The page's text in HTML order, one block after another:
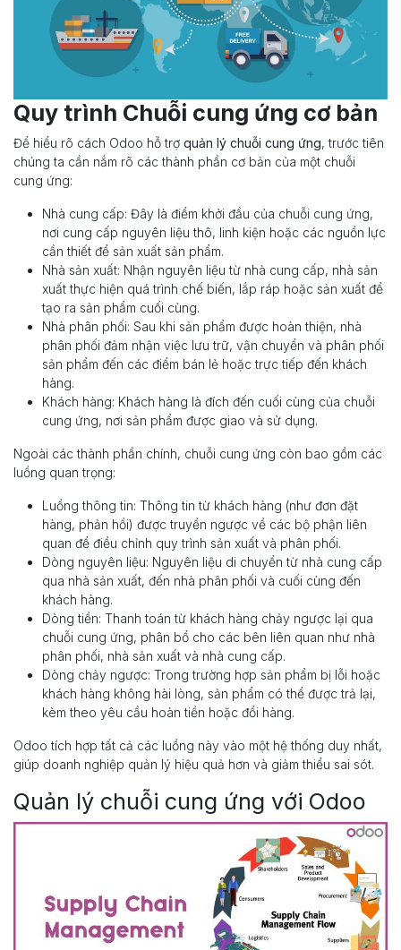
Quy trình Chuỗi cung ứng cơ bản
Để hiểu rõ cách Odoo hỗ trợ quản lý chuỗi cung ứng, trước tiên
chúng ta cần nắm rõ các thành phần cơ bản của một chuỗi
cung ứng:
Nhà cung cấp: Đây là điểm khởi đầu của chuỗi cung ứng,
nơi cung cấp nguyên liệu thô, linh kiện hoặc các nguồn lực
cần thiết để sản xuất sản phẩm.
Nhà sản xuất: Nhận nguyên liệu từ nhà cung cấp, nhà sản
xuất thực hiện quá trình chế biến, lắp ráp hoặc sản xuất để
tạo ra sản phẩm cuối cùng.
Nhà phân phối: Sau khi sản phẩm được hoàn thiện, nhà
phân phối đảm nhận việc lưu trữ, vận chuyển và phân phối
sản phẩm đến các điểm bán lẻ hoặc trực tiếp đến khách
hàng.
Khách hàng: Khách hàng là đích đến cuối cùng của chuỗi
cung ứng, nơi sản phẩm được giao và sử dụng.
Ngoài các thành phần chính, chuỗi cung ứng còn bao gồm các
luồng quan trọng:
Luồng thông tin: Thông tin từ khách hàng (như đơn đặt
hàng, phản hồi) được truyền ngược về các bộ phận liên
quan để điều chỉnh quy trình sản xuất và phân phối.
Dòng nguyên liệu: Nguyên liệu di chuyển từ nhà cung cấp
qua nhà sản xuất, đến nhà phân phối và cuối cùng đến
khách hàng.
Dòng tiền: Thanh toán từ khách hàng chảy ngược lại qua
chuỗi cung ứng, phân bổ cho các bên liên quan như nhà
phân phối, nhà sản xuất và nhà cung cấp.
Dòng chảy ngược: Trong trường hợp sản phẩm bị lỗi hoặc
khách hàng không hài lòng, sản phẩm có thể được trả lại,
kèm theo yêu cầu hoàn tiền hoặc đổi hàng.
Odoo tích hợp tất cả các luồng này vào một hệ thống duy nhất,
giúp doanh nghiệp quản lý hiệu quả hơn và giảm thiểu sai sót.
Quản lý chuỗi cung ứng với Odoo